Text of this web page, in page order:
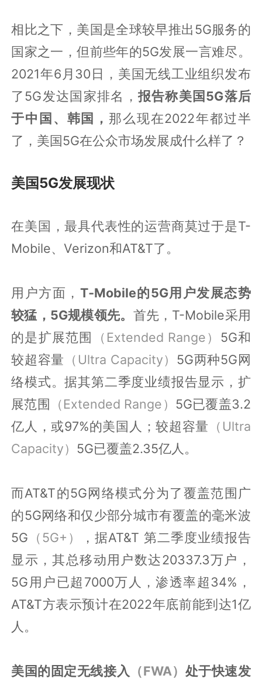
相比之下，美国是全球较早推出5G服务的
国家之一，但前些年的5G发展一言难尽。
2021年6月30日，美国无线工业组织发布
了5G发达国家排名，报告称美国5G落后
于中国、韩国， 那么现在2022年都过半
了，美国5G在公众市场发展成什么样了？
美国5G发展现状
在美国，最具代表性的运营商莫过于是T-
Mobile、Verizon和AT&T了。
用户方面， T‐Mobile的5G用户发展态势
较猛，5G规模领先。 首先，T-Mobile采用
的是扩展范围
（Extended Range） 5G和
较超容量 （Ultra Capacity） 5G两种5G网
络模式。据其第二季度业绩报告显示，扩
展范围 （Extended Range） 5G已覆盖3.2
亿人，或97%的美国人；较超容量 （Ultra
Capacity） 5G已覆盖2.35亿人。
而AT&T的5G网络模式分为了覆盖范围广
的5G网络和仅少部分城市有覆盖的毫米波
5G （5G+）
，据AT&T 第二季度业绩报告
显示，其总移动用户数达20337.3万户，
5G用户已超7000万人，渗透率超34%，
AT&T方表示预计在2022年底前能到达1亿
人。
美国的固定无线接入 （FWA） 处于快速发